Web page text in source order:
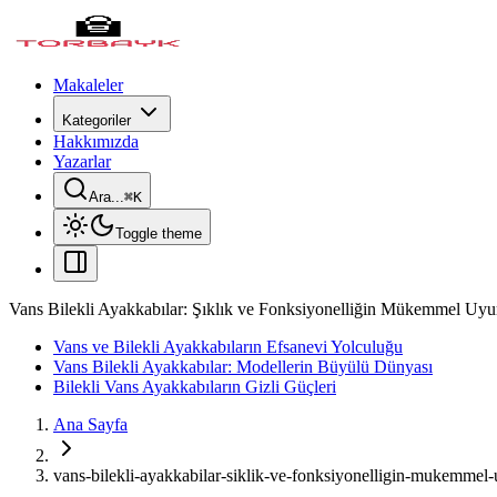
Makaleler
Kategoriler
Hakkımızda
Yazarlar
Ara...⌘K
Toggle theme
Vans Bilekli Ayakkabılar: Şıklık ve Fonksiyonelliğin Mükemmel
Vans ve Bilekli Ayakkabıların Efsanevi Yolculuğu
Vans Bilekli Ayakkabılar: Modellerin Büyülü Dünyası
Bilekli Vans Ayakkabıların Gizli Güçleri
Ana Sayfa
vans-bilekli-ayakkabilar-siklik-ve-fonksiyonelligin-mukemmel-